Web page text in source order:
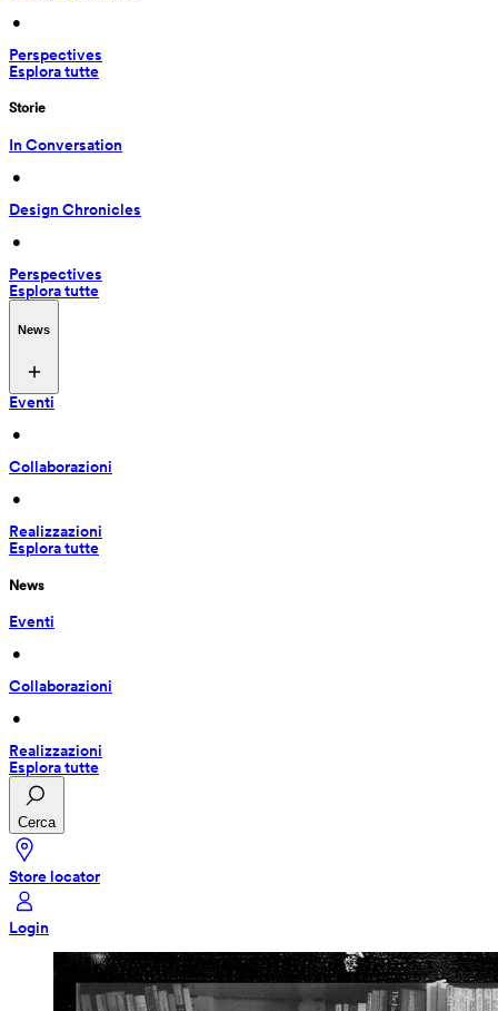
•
Perspectives
Esplora tutte
Storie
In Conversation
•
Design Chronicles
•
Perspectives
Esplora tutte
News
Eventi
•
Collaborazioni
•
Realizzazioni
Esplora tutte
News
Eventi
•
Collaborazioni
•
Realizzazioni
Esplora tutte
Cerca
Store locator
Login